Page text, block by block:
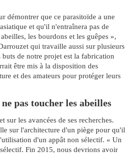
démontrer que ce parasitoïde a une
et qu'il n'entraînera pas de
les bourdons et les guêpes »,
qui travaille aussi sur plusieurs
de notre projet est la fabrication
être mis à la disposition des
et des amateurs pour protéger leurs
pas toucher les abeilles
sur les avancées de ses recherches.
sur l'architecture d'un piège pour qu'il
d'un appât non sélectif. « Un
Fin 2015, nous devrions avoir